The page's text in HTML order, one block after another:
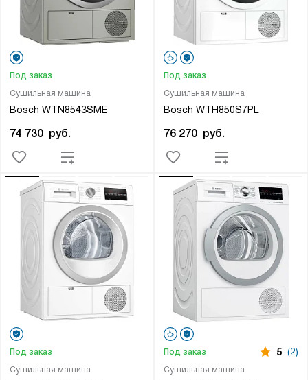
Сушильная машина
Bosch WTN8543SME
Под заказ
74 730 руб.
Сушильная машина
Bosch WTH850S7PL
Под заказ
76 270 руб.
Сушильная машина
Под заказ
Сушильная машина
Под заказ 5 (2)